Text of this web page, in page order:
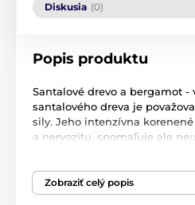
Diskusia (0)
Popis produktu
Santalové drevo a bergamot -
santalového dreva je
sily. Jeho intenzívna
a nervozitu, spomaľuje ale
Vôňa do auta stalianskym
si len spomeniete. Design
Zobraziť celý popis